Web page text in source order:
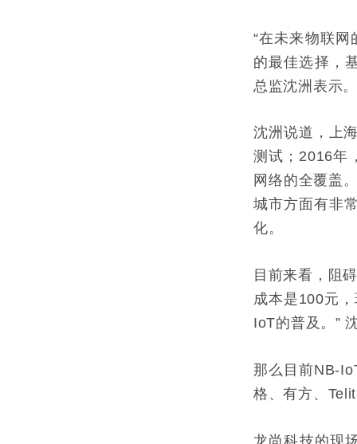
“在未来物联
的最佳选择，
总监沈洲表示
沈洲说道，上
测试；2016年
网络的全覆盖
城市方面有非
化。
目前来看，阻
成本是100元
IoT的普及。”
那么目前NB-
格、有方、
龙尚科技的现